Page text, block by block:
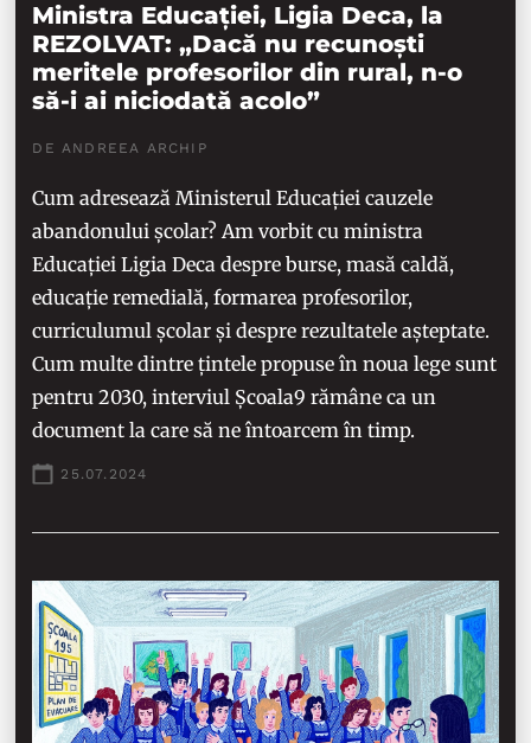
Ministra Educației, Ligia Deca, la
REZOLVAT: „Dacă nu recunoști
meritele profesorilor din rural, n-o
să-i ai niciodată acolo”
DE ANDREEA ARCHIP
Cum adresează Ministerul Educației cauzele
abandonului școlar? Am vorbit cu ministra
Educației Ligia Deca despre burse, masă caldă,
educație remedială, formarea profesorilor,
curriculumul școlar și despre rezultatele așteptate.
Cum multe dintre țintele propuse în noua lege sunt
pentru 2030, interviul Școala9 rămâne ca un
document la care să ne întoarcem în timp.
25.07.2024